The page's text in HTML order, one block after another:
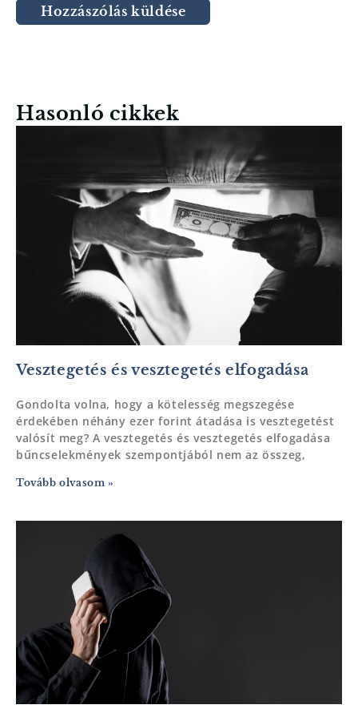
Hasonló cikkek
Vesztegetés és vesztegetés elfogadása
Gondolta volna, hogy a kötelesség megszegése
érdekében néhány ezer forint átadása is vesztegetést
valósít meg? A vesztegetés és vesztegetés elfogadása
bűncselekmények szempontjából nem az összeg,
Tovább olvasom »